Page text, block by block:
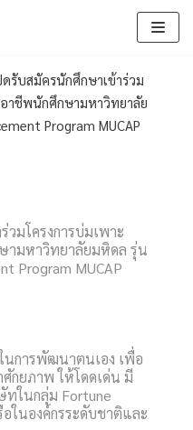
ดรับสมัครนักศึกษาเข้าร่วม
อาชีพนักศึกษามหาวิทยาลัย
Program MUCAP
วมโครงการบ่มเพาะ
ามหาวิทยาลัยมหิดล รุ่น
Program MUCAP
นการพัฒนาตนเอง เพื่อ
กยภาพ ให้โดดเด่น มี
ทในกลุ่ม Fortune
ในองค์กรระดับชาติและ